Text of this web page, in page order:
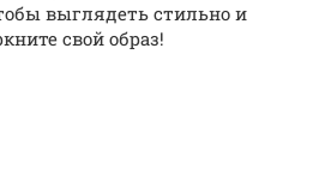
выглядеть стильно и
свой образ!